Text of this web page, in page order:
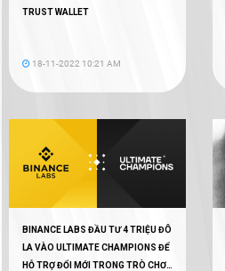
TRUST WALLET
18-11-2022 10:21 AM
BINANCE LABS ĐẦU TƯ 4 TRIỆU ĐÔ
LA VÀO ULTIMATE CHAMPIONS ĐỂ
HỖ TRỢ ĐỔI MỚI TRONG TRÒ CHƠI